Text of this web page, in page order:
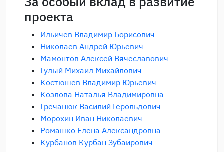
проекта
Ильичев Владимир Борисович
Николаев Андрей Юрьевич
Мамонтов Алексей Вячеславович
Гулый Михаил Михайлович
Костюшев Владимир Юрьевич
Козлова Наталья Владимировна
Гречанюк Василий Герольдович
Морохин Иван Николаевич
Ромашко Елена Александровна
Курбанов Курбан Зубаирович